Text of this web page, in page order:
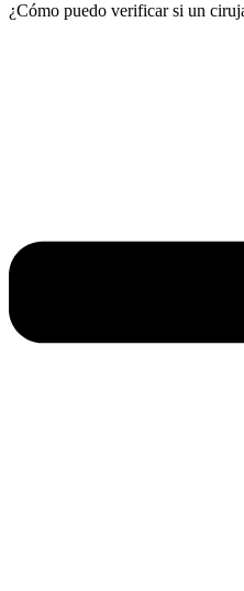
¿Cómo puedo verificar si un